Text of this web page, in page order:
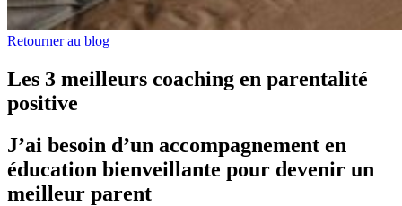
Retourner au blog
Les 3 meilleurs coaching en parentalité
positive
J’ai besoin d’un accompagnement en
éducation bienveillante pour devenir un
meilleur parent